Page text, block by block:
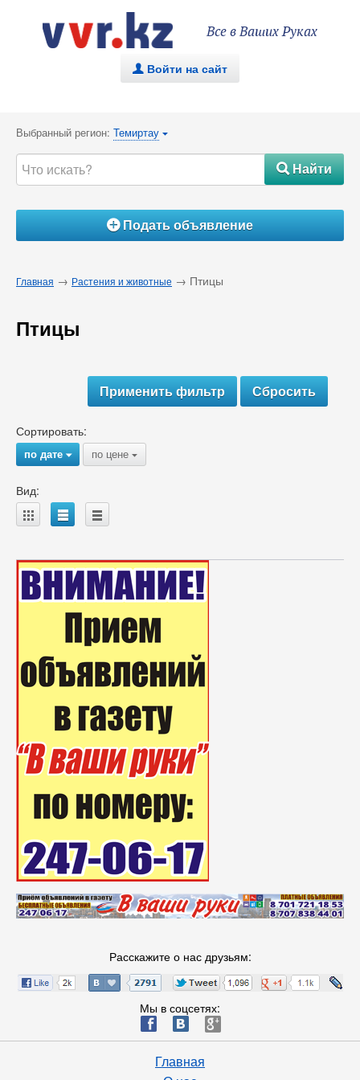
Все в Ваших Руках
. Войти на сайт
Выбранный регион: Темиртау {
#Найти
ÁПодать объявление
Главная → Растения и животные → Птицы
Птицы
Сортировать:
по дате{ по цене {
Вид:
A B C
Расскажите о нас друзьям:
Мы в соцсетях:
ä æ è
Главная